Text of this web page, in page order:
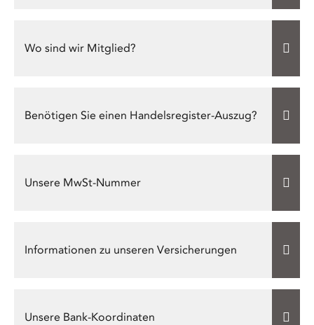
Wo sind wir Mitglied?
Benötigen Sie einen Handelsregister-Auszug?
Unsere MwSt-Nummer
Informationen zu unseren Versicherungen
Unsere Bank-Koordinaten